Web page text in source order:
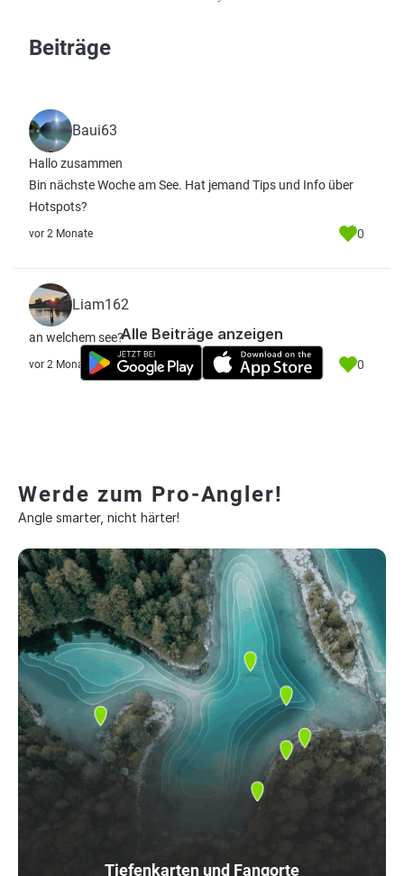
Beiträge
Baui63
Hallo zusammen
Bin nächste Woche am See. Hat jemand Tips und Info über
Hotspots?
vor 2 Monate 0
Liam162
an welchem see?
vor 2 Monate 0
Alle Beiträge anzeigen
Werde zum Pro-Angler!
Angle smarter, nicht härter!
Tiefenkarten und Fangorte